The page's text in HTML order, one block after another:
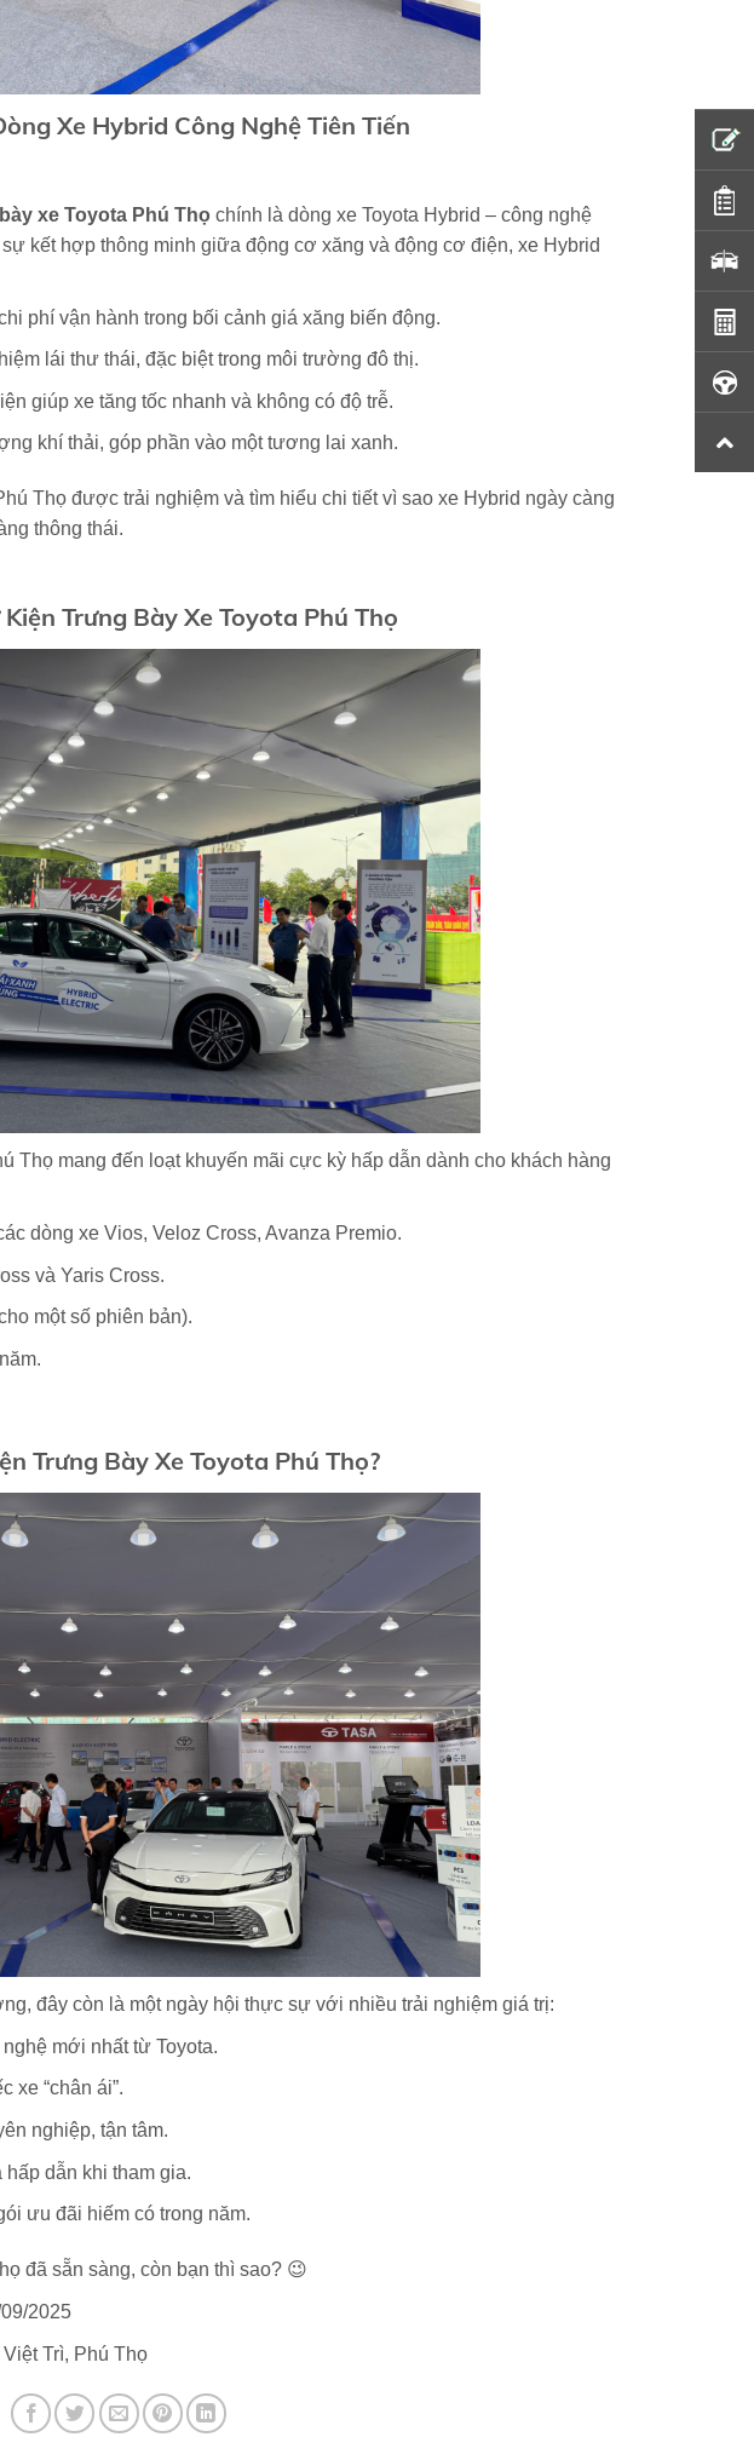
Xe Hybrid Công Nghệ Tiên Tiến
xe Toyota Phú Thọchính là dòng xe Toyota Hybrid – công nghệ
kết hợp thông minh giữa động cơ xăng và động cơ điện, xe Hybrid
phí vận hành trong bối cảnh giá xăng biến động.
lái thư thái, đặc biệt trong môi trường đô thị.
giúp xe tăng tốc nhanh và không có độ trễ.
khí thải, góp phần vào một tương lai xanh.
Thọ được trải nghiệm và tìm hiểu chi tiết vì sao xe Hybrid ngày càng
thông thái.
Trưng Bày Xe Toyota Phú Thọ
Thọ mang đến loạt khuyến mãi cực kỳ hấp dẫn dành cho khách hàng
dòng xe Vios, Veloz Cross, Avanza Premio.
và Yaris Cross.
một số phiên bản).
Trưng Bày Xe Toyota Phú Thọ?
đây còn là một ngày hội thực sự với nhiều trải nghiệm giá trị:
mới nhất từ Toyota.
xe “chân ái”.
nghiệp, tận tâm.
dẫn khi tham gia.
ưu đãi hiếm có trong năm.
đã sẵn sàng, còn bạn thì sao? 😉
2025
Trì, Phú Thọ